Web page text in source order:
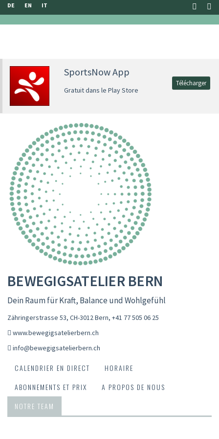
DE EN IT
SportsNow App
Gratuit dans le Play Store
Télécharger
BEWEGIGSATELIER BERN
Dein Raum für Kraft, Balance und Wohlgefühl
Zähringerstrasse 53, CH-3012 Bern, +41 77 505 06 25
www.bewegigsatelierbern.ch
info@bewegigsatelierbern.ch
CALENDRIER EN DIRECT
HORAIRE
ABONNEMENTS ET PRIX
A PROPOS DE NOUS
NOTRE TEAM